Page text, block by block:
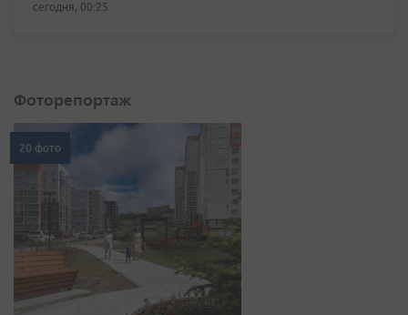
сегодня, 00:25
Фоторепортаж
20 фото